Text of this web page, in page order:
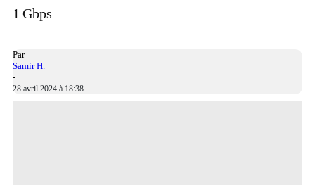
1 Gbps
Par
Samir H.
-
28 avril 2024 à 18:38